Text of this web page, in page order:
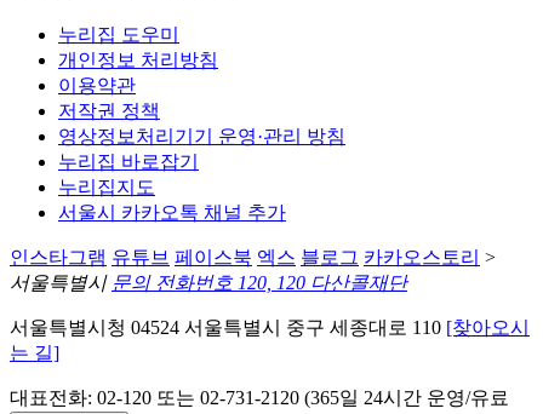
누리집 도우미
개인정보 처리방침
이용약관
저작권 정책
영상정보처리기기 운영·관리 방침
누리집 바로잡기
누리집지도
서울시 카카오톡 채널 추가
인스타그램 유튜브 페이스북 엑스 블로그 카카오스토리 >
서울특별시 문의 전화번호 120, 120 다산콜재단
서울특별시청 04524 서울특별시 중구 세종대로 110 [찾아오시
는 길]
대표전화: 02-120 또는 02-731-2120 (365일 24시간 운영/유료